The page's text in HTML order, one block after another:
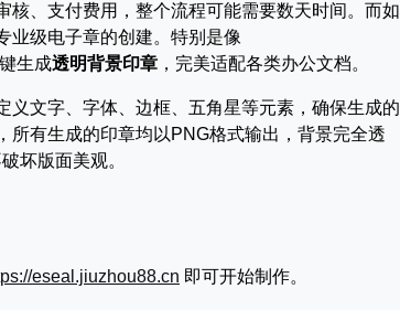
、支付费用，整个流程可能需要数天时间。而如
业级电子章的创建。特别是像
生成透明背景印章 ，完美适配各类办公文档。
义文字、字体、边框、五角星等元素，确保生成的
所有生成的印章均以PNG格式输出，背景完全透
坏版面美观。
eseal.jiuzhou88.cn 即可开始制作。